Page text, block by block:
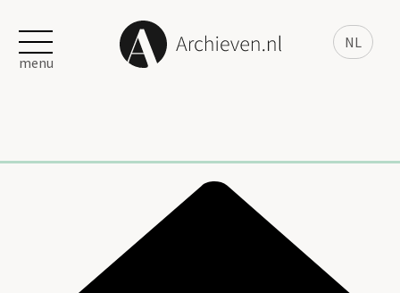
NL
menu